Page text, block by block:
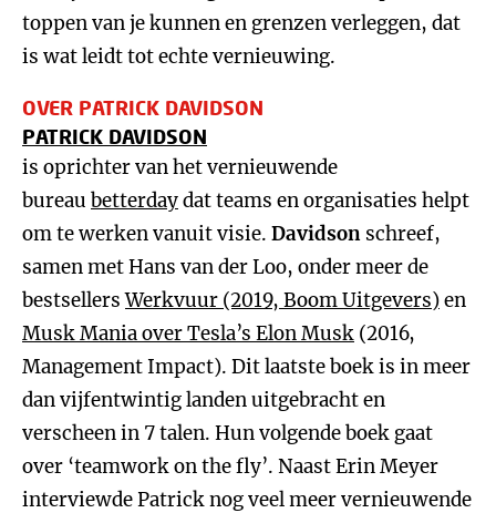
toppen van je kunnen en grenzen verleggen, dat
is wat leidt tot echte vernieuwing.
OVER PATRICK DAVIDSON
PATRICK DAVIDSON
is oprichter van het vernieuwende
bureau betterdaydat teams en organisaties helpt
om te werken vanuit visie. Davidson schreef,
samen met Hans van der Loo, onder meer de
bestsellersWerkvuur (2019, Boom Uitgevers)en
Musk Mania over Tesla’s Elon Musk (2016,
Management Impact). Dit laatste boek is in meer
dan vijfentwintig landen uitgebracht en
verscheen in 7 talen. Hun volgende boek gaat
over ‘teamwork on the fly’. Naast Erin Meyer
interviewde Patrick nog veel meer vernieuwende